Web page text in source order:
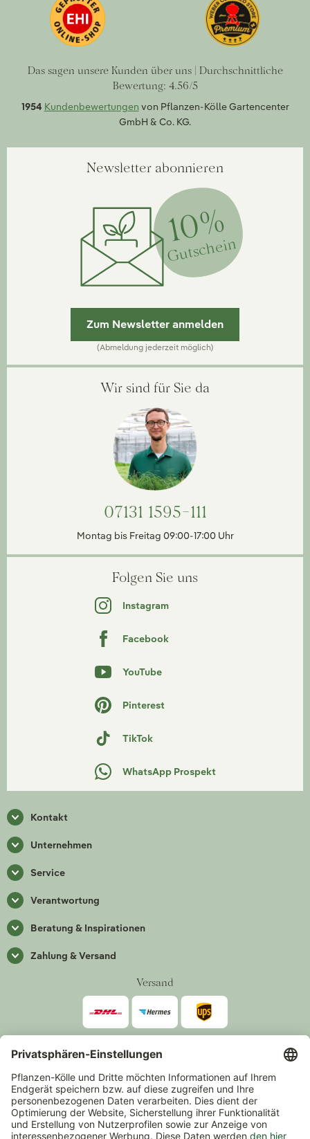
Das sagen unsere Kunden über uns | Durchschnittliche
Bewertung: 4.56/5
1954 Kundenbewertungen von Pflanzen-Kölle Gartencenter
GmbH & Co. KG.
Newsletter abonnieren
10%
Gutschein
Zum Newsletter anmelden
(Abmeldung jederzeit möglich)
Wir sind für Sie da
07131 1595-111
Montag bis Freitag 09:00-17:00 Uhr
Folgen Sie uns
Instagram
Facebook
YouTube
Pinterest
TikTok
WhatsApp Prospekt
Kontakt
Unternehmen
Service
Verantwortung
Beratung & Inspirationen
Zahlung & Versand
Versand
Zahlarten
*Alle Preise inkl. gesetzlicher Mehrwertsteuer zzgl.Versand
Mindestbestellwert 14,90 €, ausgenommen sind Gutscheine und